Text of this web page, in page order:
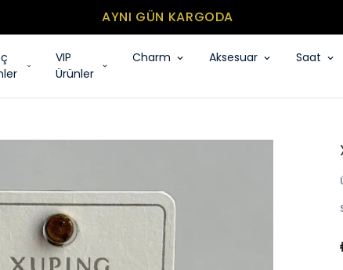
MİNİMUM SEPET TUTARI 500₺
VIP
Ürünler
Charm Aksesuar Saat